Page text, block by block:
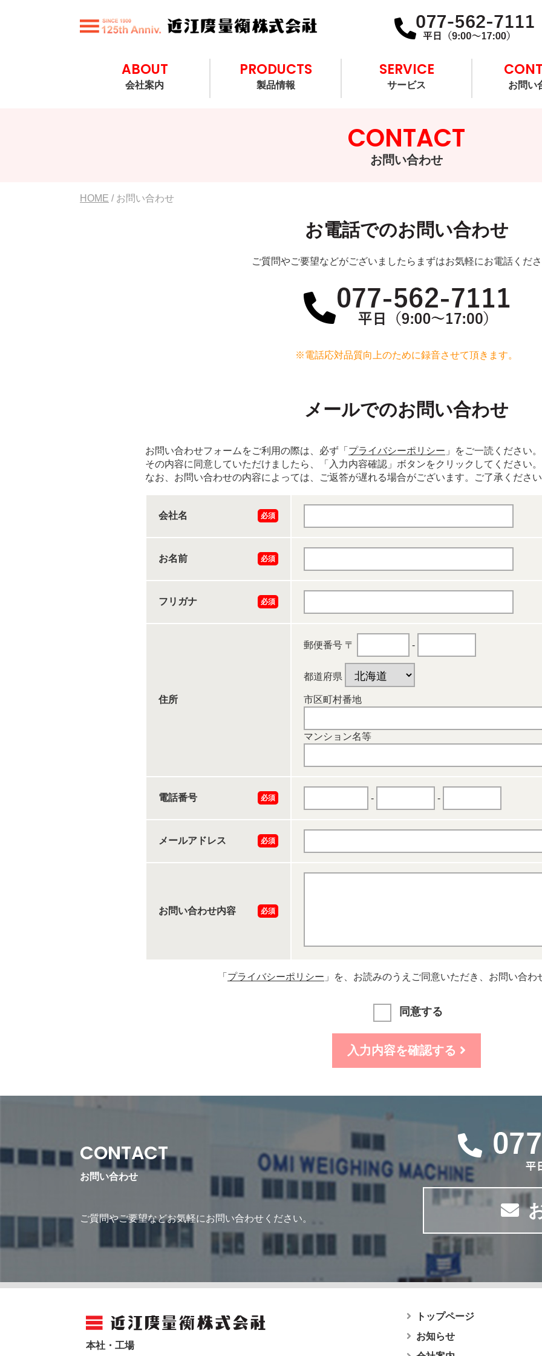
ABOUT
会社案内
PRODUCTS
製品情報
SERVICE
サービス お問い
CONTACT
お問い合わせ
HOME / お問い合わせ
お電話でのお問い合わせ
ご質問やご要望などがございましたらまずはお気軽にお電話くだ
※電話応対品質向上のために録音させて頂きます。
メールでのお問い合わせ
お問い合わせフォームをご利用の際は、必ず「 プライバシーポリシー 」をご一読ください。
その内容に同意していただけましたら、「入力内容確認」ボタンをクリックしてください。
なお、お問い合わせの内容によっては、ご返答が遅れる場合がございます。ご了承くださ
会社名 必須
お名前 必須
フリガナ 必須
住所
郵便番号 〒 -
都道府県
市区町村番地
マンション名等
電話番号 必須 - -
メールアドレス 必須
お問い合わせ内容 必須
「 プライバシーポリシー 」を、お読みのうえご同意いただき、お問い合わ
同意する
入力内容を確認する
CONTACT
お問い合わせ
ご質問やご要望などお気軽にお問い合わせください。
本社・工場
トップページ
お知らせ